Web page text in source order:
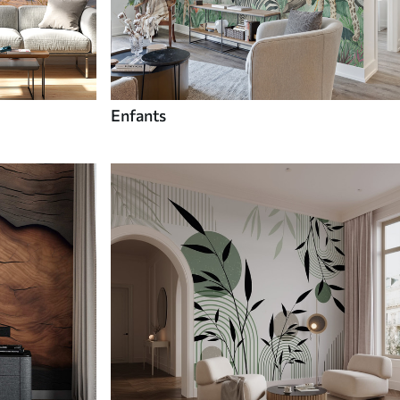
Enfants